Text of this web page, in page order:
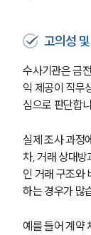
고의성
수사기관은 금
익 제공이 직무
심으로 판단합
실제 조사 과정
차, 거래 상대방
인 거래 구조와
하는 경우가 많
예를 들어 계약